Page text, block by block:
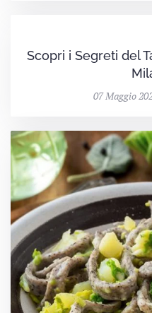
Scopri i Segreti del
07 Maggio